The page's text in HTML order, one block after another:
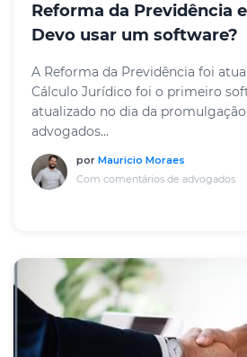
Reforma da Previdência
Devo usar um software?
A Reforma da Previdência foi
Cálculo Jurídico foi o primeiro
atualizado no dia da
advogados...
por Mauricio Moraes
Com comentários de advogados